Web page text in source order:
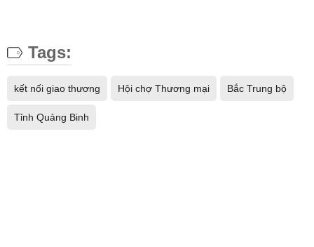
Tags:
kết nối giao thương Hội chợ Thương mại Bắc Trung bộ
Tỉnh Quảng Binh